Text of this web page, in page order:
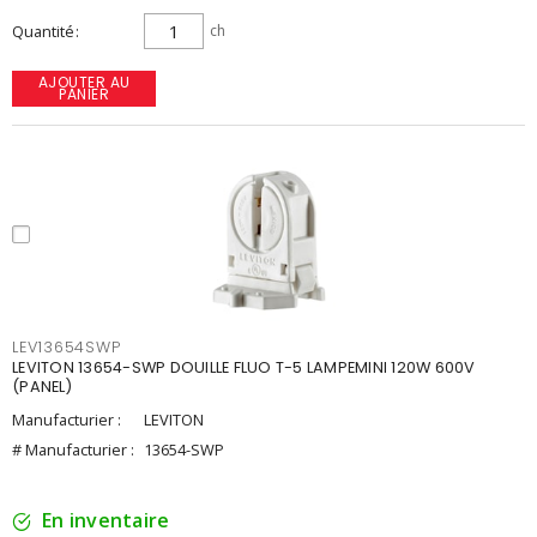
Quantité ch
AJOUTER AU
PANIER
LEV13654SWP
LEVITON 13654-SWP DOUILLE FLUO T-5 LAMPEMINI 120W 600V
(PANEL)
Manufacturier :
LEVITON
# Manufacturier : 13654-SWP
En inventaire